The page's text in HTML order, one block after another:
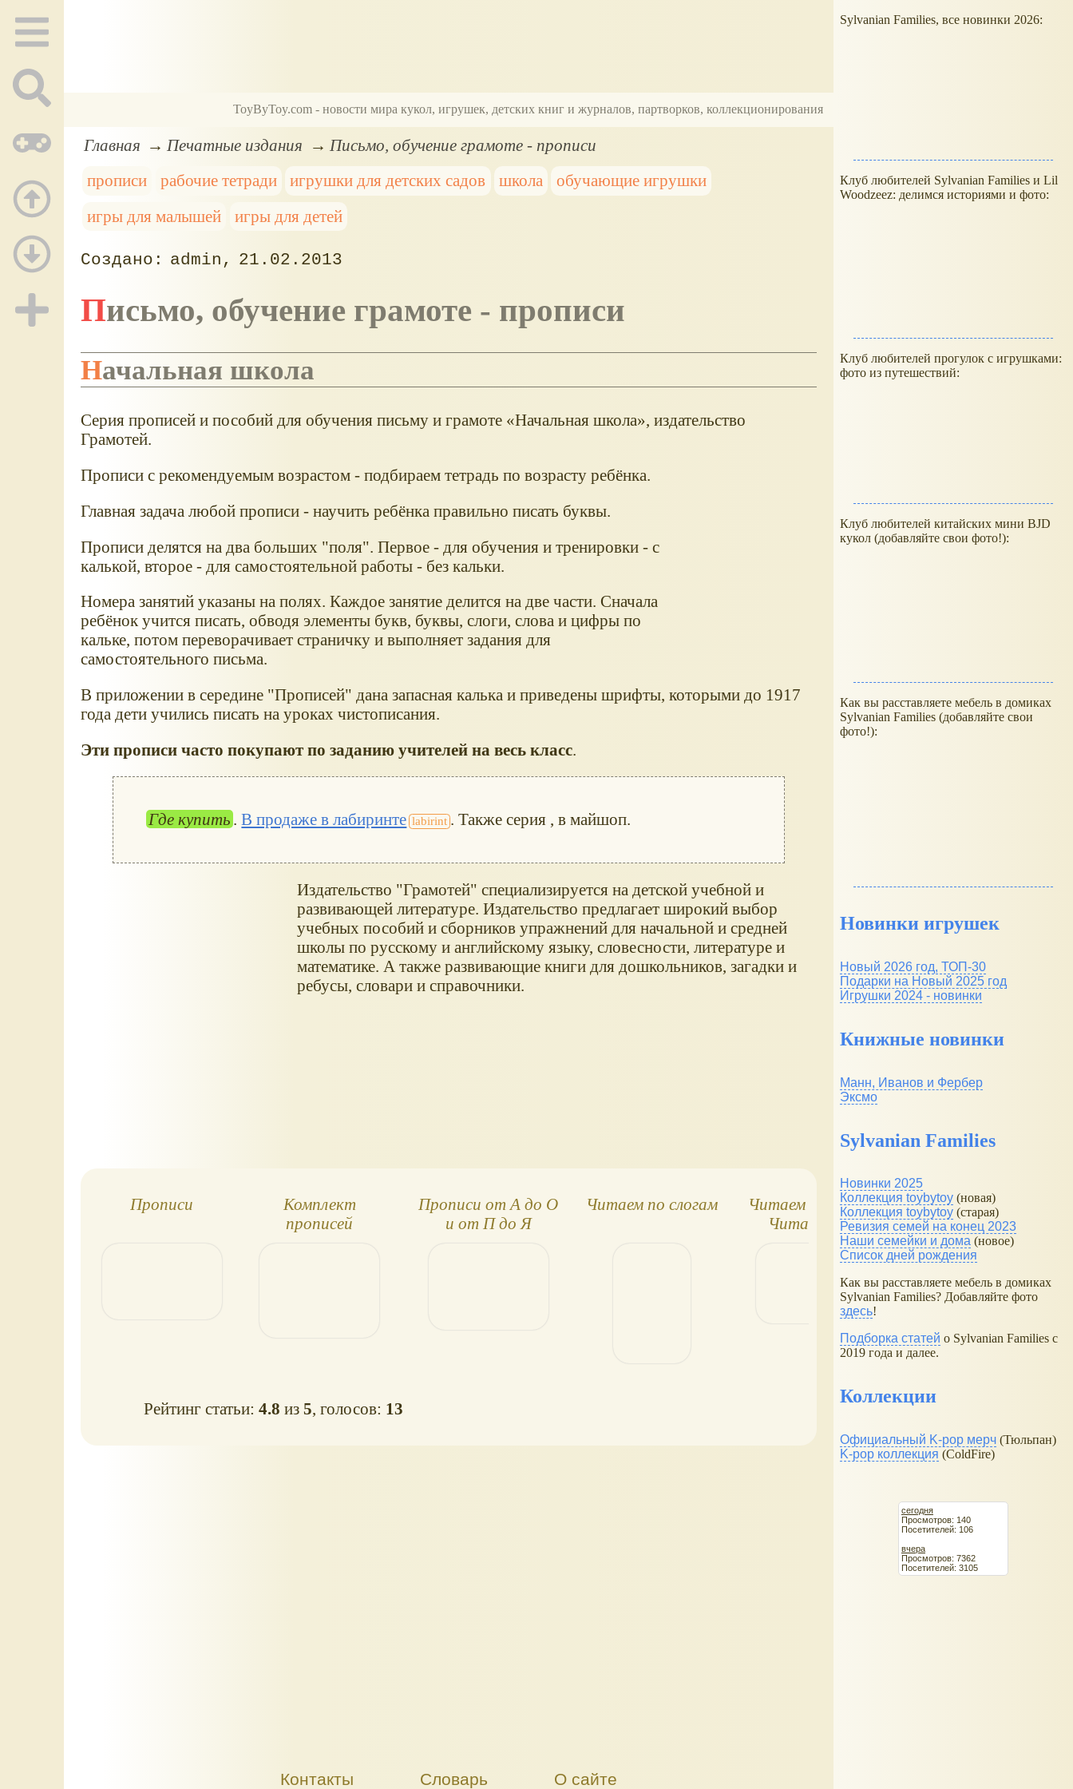
ToyByToy.com - новости мира кукол, игрушек, детских книг и журналов, партворков, коллекционирования
Главная Печатные издания
Письмо, обучение грамоте - прописи
прописи
рабочие тетради игрушки для детских садов школа
обучающие игрушки
игры для малышей
игры для детей
admin 21.02.2013
Письмо, обучение грамоте - прописи
Начальная школа
Серия прописей и пособий для обучения письму и грамоте Начальная школа , издательство
Грамотей.
Прописи с рекомендуемым возрастом - подбираем тетрадь по возрасту ребёнка.
Главная задача любой прописи - научить ребёнка правильно писать буквы.
Прописи делятся на два больших "поля". Первое - для обучения и тренировки - с
калькой, второе - для самостоятельной работы - без кальки.
Номера занятий указаны на полях. Каждое занятие делится на две части. Сначала
ребёнок учится писать, обводя элементы букв, буквы, слоги, слова и цифры по
кальке, потом переворачивает страничку и выполняет задания для
самостоятельного письма.
В приложении в середине "Прописей" дана запасная калька и приведены шрифты, которыми до 1917
года дети учились писать на уроках чистописания.
Эти прописи часто покупают по заданию учителей на весь класс.
Где купить .В продаже в лабиринте . Также серия , в майшоп.
Издательство "Грамотей" специализируется на детской учебной и
развивающей литературе. Издательство предлагает широкий выбор
учебных пособий и сборников упражнений для начальной и средней
школы по русскому и английскому языку, словесности, литературе и
математике. А также развивающие книги для дошкольников, загадки и
ребусы, словари и справочники.
Прописи
Комплект
прописей
Прописи от А до О
и от П до Я
Читаем по слогам
Читаем по слогам.
Читаем сами
Белые доски для
рисования и письма
Рейтинг статьи:4.8 из5, голосов: 13
Контакты Словарь О сайте
Sylvanian Families, все новинки 2026:
Клуб любителей Sylvanian Families и Lil
Woodzeez: делимся историями и фото:
Клуб любителей прогулок с игрушками:
фото из путешествий:
Клуб любителей китайских мини BJD
кукол (добавляйте свои фото!):
Как вы расставляете мебель в домиках
Sylvanian Families (добавляйте свои
фото!):
Новинки игрушек
Новый 2026 год, ТОП-30
Подарки на Новый 2025 год
Игрушки 2024 - новинки
Книжные новинки
Манн, Иванов и Фербер
Эксмо
Sylvanian Families
Новинки 2025
Коллекция toybytoy (новая)
Коллекция toybytoy (старая)
Ревизия семей на конец 2023
Наши семейки и дома (новое)
Список дней рождения
Как вы расставляете мебель в домиках
Sylvanian Families? Добавляйте фото
здесь!
Подборка статей о Sylvanian Families с
2019 года и далее.
Коллекции
Официальный K-pop мерч (Тюльпан)
K-pop коллекция (ColdFire)
сегодня
Просмотров: 140
Посетителей: 106
вчера
Просмотров: 7362
Посетителей: 3105